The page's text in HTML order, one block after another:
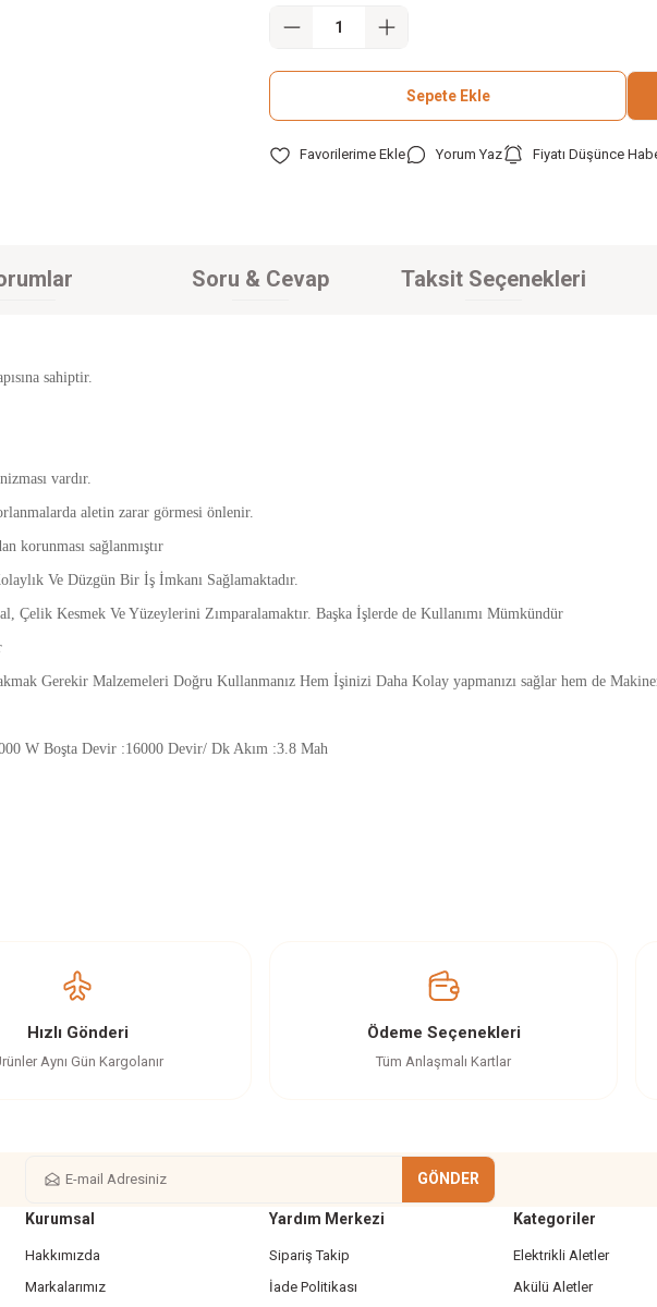
Sepete Ekle
Yorum Yaz Fiyatı Düşünce
Soru & Cevap Taksit Seçenekleri
sahiptir.
vardır.
aletin zarar görmesi önlenir.
korunması sağlanmıştır
Ve Düzgün Bir İş İmkanı Sağlamaktadır.
Çelik Kesmek Ve Yüzeylerini Zımparalamaktır. Başka İşlerde de Kullanımı Mümkündür
Gerekir Malzemeleri Doğru Kullanmanız Hem İşinizi Daha Kolay yapmanızı sağlar hem de
W Boşta Devir :16000 Devir/ Dk Akım :3.8 Mah
Gönder
Hızlı Gönderi
Aynı Gün Kargolanır
Ödeme Seçenekleri
Tüm Anlaşmalı Kartlar
GÖNDER
Kurumsal
Hakkımızda
Markalarımız
Yardım Merkezi
Sipariş Takip
İade Politikası
Kategoriler
Elektrikli Aletler
Akülü Aletler